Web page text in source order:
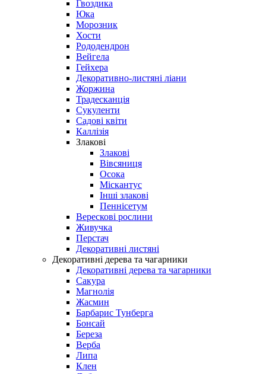
Гвоздика
Юка
Морозник
Хости
Рододендрон
Вейгела
Гейхера
Декоративно-листяні ліани
Жоржина
Традесканція
Сукуленти
Садові квіти
Каллізія
Злакові
Злакові
Вівсяниця
Осока
Міскантус
Інші злакові
Пеннісетум
Верескові рослини
Живучка
Перстач
Декоративні листяні
Декоративні дерева та чагарники
Декоративні дерева та чагарники
Сакура
Магнолія
Жасмин
Барбарис Тунберга
Бонсай
Береза
Верба
Липа
Клен